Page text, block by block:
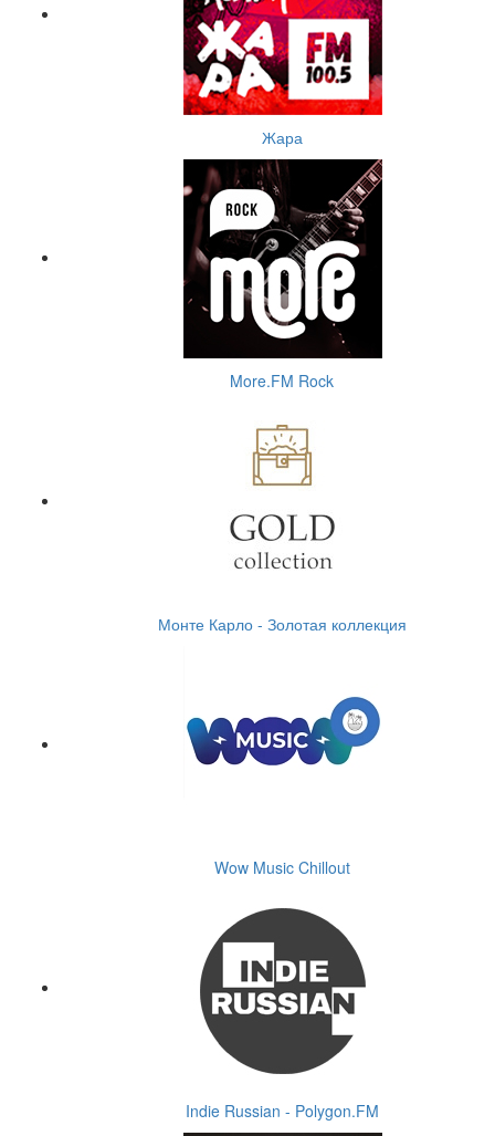
Жара
More.FM Rock
Монте Карло - Золотая коллекция
Wow Music Chillout
Indie Russian - Polygon.FM